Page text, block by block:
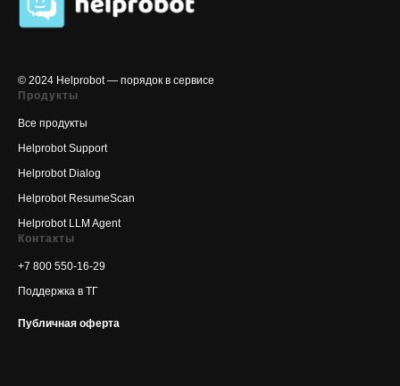
© 2024 Helprobot — порядок в сервисе
Продукты
Все продукты
Helprobot Support
Helprobot Dialog
Helprobot ResumeScan
Helprobot LLM Agent
Контакты
+7 800 550-16-29
Поддержка в ТГ
Публичная оферта